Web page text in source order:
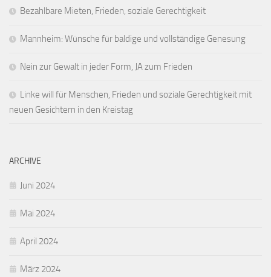
Bezahlbare Mieten, Frieden, soziale Gerechtigkeit
Mannheim: Wünsche für baldige und vollständige Genesung
Nein zur Gewalt in jeder Form, JA zum Frieden
Linke will für Menschen, Frieden und soziale Gerechtigkeit mit
neuen Gesichtern in den Kreistag
ARCHIVE
Juni 2024
Mai 2024
April 2024
März 2024